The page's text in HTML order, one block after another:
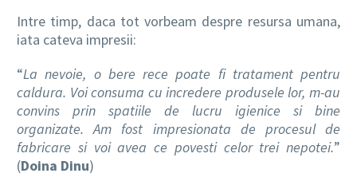
Intre timp, daca tot vorbeam despre resursa umana,
iata cateva impresii:
“La nevoie, o bere rece poate fi tratament pentru
caldura. Voi consuma cu incredere produsele lor, m-au
convins prin spatiile de lucru igienice si bine
organizate. Am fost impresionata de procesul de
fabricare si voi avea ce povesti celor trei nepotei.”
(Doina Dinu)